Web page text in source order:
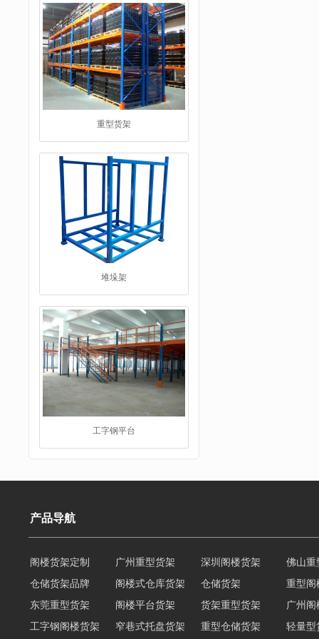
重型货架
堆垛架
工字钢平台
仓储货架品牌
产品导航
阁楼货架定制 广州重型货架 深圳阁楼货架
佛山重
仓储货架品牌
阁楼式仓库货架 仓储货架
重型阁
东莞重型货架
阁楼平台货架 货架重型货架
广州阁
工字钢阁楼货架
窄巷式托盘货架 重型仓储货架 轻量型